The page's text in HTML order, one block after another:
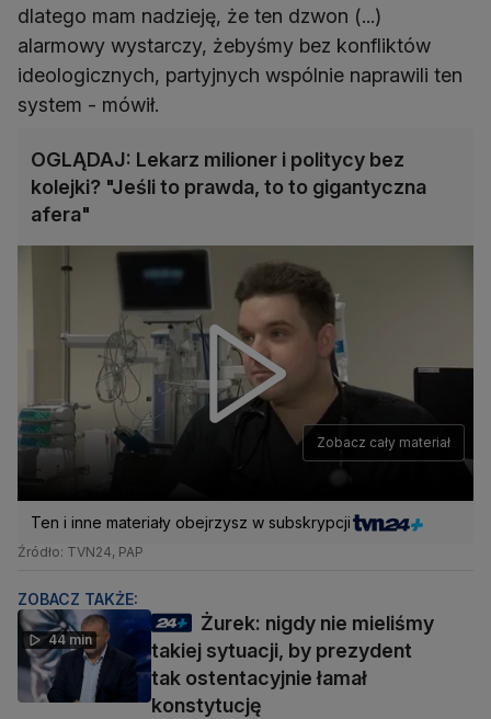
dlatego mam nadzieję, że ten dzwon (...)
alarmowy wystarczy, żebyśmy bez konfliktów
ideologicznych, partyjnych wspólnie naprawili ten
system - mówił.
OGLĄDAJ: Lekarz milioner i politycy bez
kolejki? "Jeśli to prawda, to to gigantyczna
afera"
Zobacz cały materiał
Ten i inne materiały obejrzysz w subskrypcji
Źródło: TVN24, PAP
ZOBACZ TAKŻE:
44 min
Żurek: nigdy nie mieliśmy
takiej sytuacji, by prezydent
tak ostentacyjnie łamał
konstytucję